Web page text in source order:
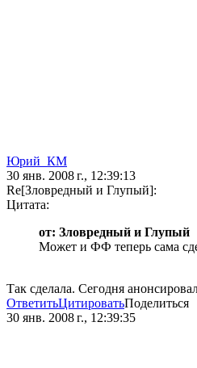
Юрий_КМ
30 янв. 2008 г., 12:39:13
Re[Зловредный и Глупый]:
Цитата:
от: Зловредный и Глупый
Может и ФФ теперь сама
Так сделала. Сегодня
ОтветитьЦитироватьПоделиться
30 янв. 2008 г., 12:39:35